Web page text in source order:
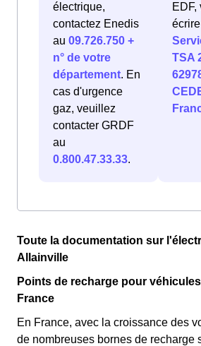
électrique,
contactez Enedis
au 09.726.750 +
n° de votre
département. En
cas d'urgence
gaz, veuillez
contacter GRDF
au
0.800.47.33.33.
EDF,
TSA
Toute la documentation sur
Allainville
Points de recharge pour
France
En France, avec la croissance des
de nombreuses bornes de recharge